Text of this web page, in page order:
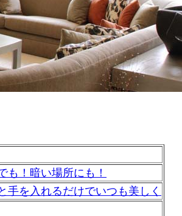
も！暗い場所にも！
手を入れるだけでいつも美しく